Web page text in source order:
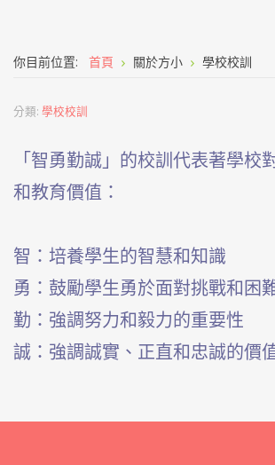
你目前位置: 首頁 關於方小 學校校訓
分類: 學校校訓
「智勇勤誠」的校訓代表著學校
和教育價值：
智：培養學生的智慧和知識
勇：鼓勵學生勇於面對挑戰和困
勤：強調努力和毅力的重要性
誠：強調誠實、正直和忠誠的價